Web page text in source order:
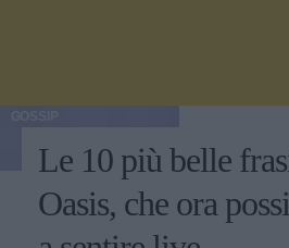
Le 10 più belle
Oasis, che ora